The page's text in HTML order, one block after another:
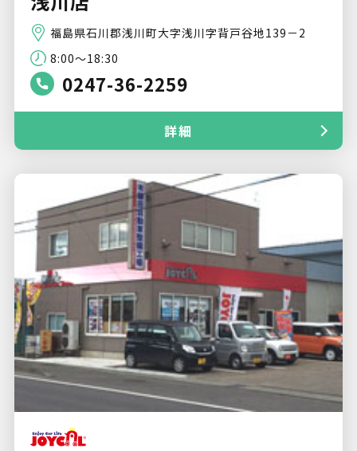
福島県石川郡浅川町大字浅川字背戸谷地139－2
8:00～18:30
0247-36-2259
詳細